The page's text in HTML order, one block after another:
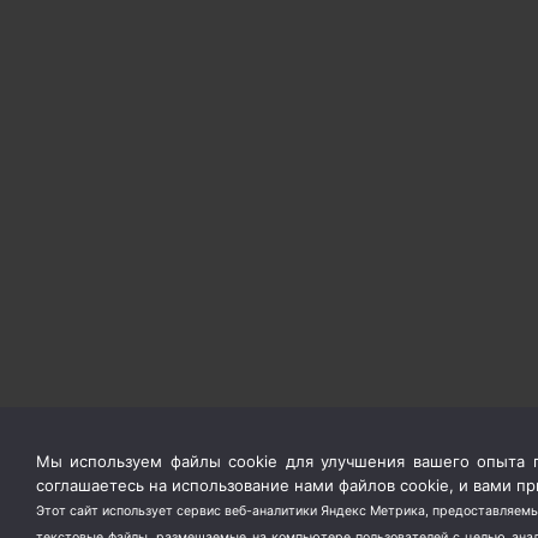
Мы используем файлы cookie для улучшения вашего опыта
соглашаетесь на использование нами файлов cookie, и вами
Этот сайт использует сервис веб-аналитики Яндекс Метрика,